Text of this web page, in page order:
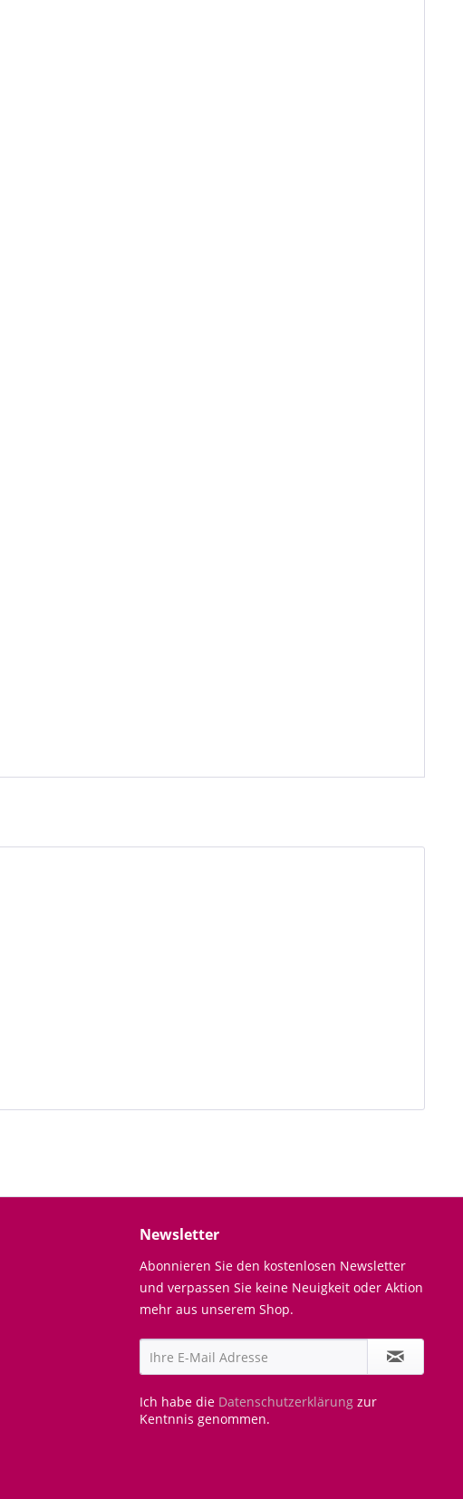
Newsletter
Abonnieren Sie den kostenlosen Newsletter
und verpassen Sie keine Neuigkeit oder Aktion
mehr aus unserem Shop.
Ich habe die Datenschutzerklärung zur
Kentnnis genommen.